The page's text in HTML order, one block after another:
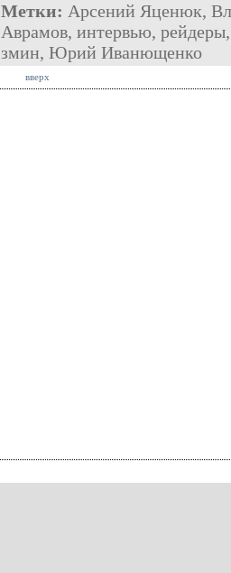
Метки: Арсений Яценюк,
Аврамов, интервью, рейдеры
змин, Юрий Иванющенко
вверх